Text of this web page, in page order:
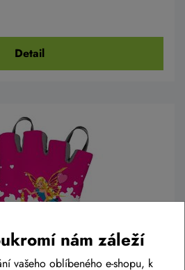
Detail
nám záleží
vašeho oblíbeného e-shopu, k